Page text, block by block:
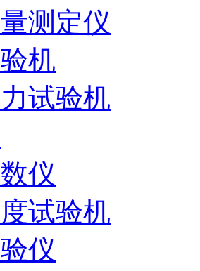
测定仪
机
试验机
仪
试验机
仪